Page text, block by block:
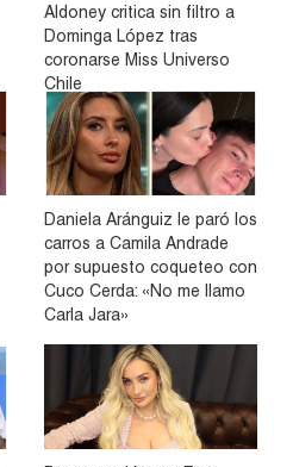
Aldoney critica sin filtro a
Dominga López tras
coronarse Miss Universo
Chile
Daniela Aránguiz le paró los
carros a Camila Andrade
por supuesto coqueteo con
Cuco Cerda: «No me llamo
Carla Jara»